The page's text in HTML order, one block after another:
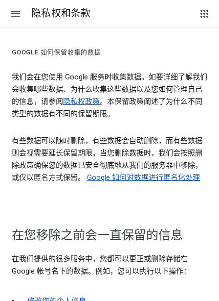
隐私权和条款
GOOGLE 如何保留收集的数据
我们会在您使用 Google 服务时收集数据。如要详细了解我们
会收集哪些数据、为什么收集这些数据以及您如何管理自己
的信息，请参阅 隐私权政策。本保留政策阐述了为什么不同
类型的数据有不同的保留期限。
有些数据可以随时删除，有些数据会自动删除，而有些数据
则会视需要延长保留期限。当您删除数据时，我们会按照删
除政策确保您的数据已安全彻底地从我们的服务器中移除，
或仅以匿名方式保留。 Google 如何对数据进行匿名化处理
在您移除之前会一直保留的信息
在我们提供的很多服务中，您都可以更正或删除存储在
Google 帐号名下的数据。例如，您可以执行以下操作：